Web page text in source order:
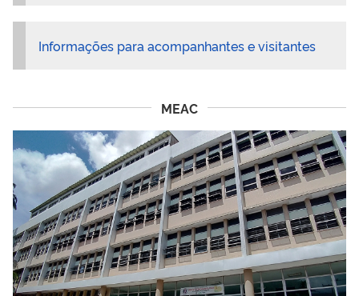
Informações para acompanhantes e visitantes
MEAC